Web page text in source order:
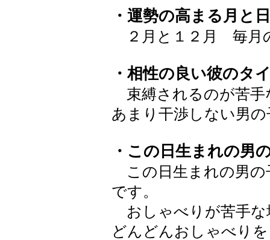
・運勢の高まる月と
２月と１２月 毎月
・相性の良い彼のタ
束縛されるのが苦手
あまり干渉しない男
・この日生まれの男
この日生まれの男の
です。
おしゃべりが苦手な
どんどんおしゃべり